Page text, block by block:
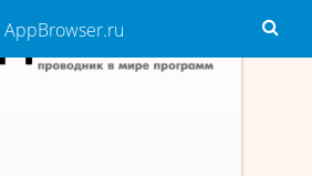
AppBrowser.ru